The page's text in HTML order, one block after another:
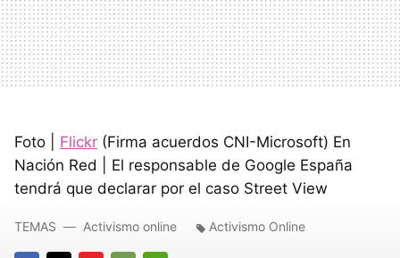
Foto | Flickr (Firma acuerdos CNI-Microsoft) En
Nación Red | El responsable de Google España
tendrá que declarar por el caso Street View
TEMAS Activismo online Activismo Online